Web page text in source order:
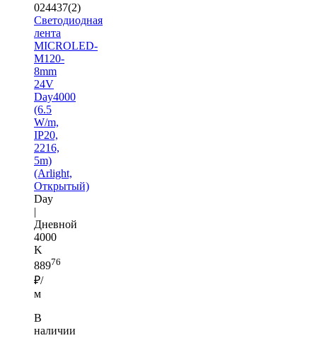
024437(2)
Светодиодная
лента
MICROLED-
M120-
8mm
24V
Day4000
(6.5
W/m,
IP20,
2216,
5m)
(Arlight,
Открытый)
Day
|
Дневной
4000
K
88976
₽/
м
В
наличии